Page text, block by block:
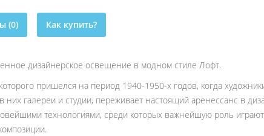
(0) Как купить?
дизайнерское освещение в модном стиле Лофт.
пришелся на период 1940-1950-х годов, когда
них галереи и студии, переживает настоящий aренессанс в
технологиями, среди которых важнейшую роль